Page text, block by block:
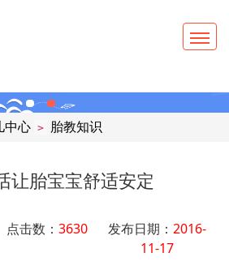
中心 > 胎教知识
让胎宝宝舒适安定
点击数： 3630 发布日期：2016-
11-17